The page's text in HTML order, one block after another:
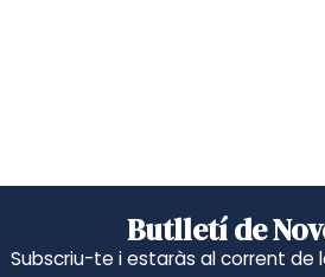
Butlletí de
Subscriu-te i estaràs al corrent de